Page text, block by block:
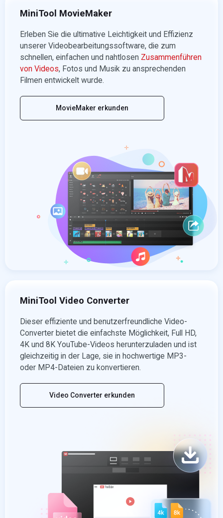
MiniTool MovieMaker
Erleben Sie die ultimative Leichtigkeit und Effizienz
unserer Videobearbeitungssoftware, die zum
schnellen, einfachen und nahtlosen Zusammenführen
von Videos, Fotos und Musik zu ansprechenden
Filmen entwickelt wurde.
MovieMaker erkunden
MiniTool Video Converter
Dieser effiziente und benutzerfreundliche Video-
Converter bietet die einfachste Möglichkeit, Full HD,
4K und 8K YouTube-Videos herunterzuladen und ist
gleichzeitig in der Lage, sie in hochwertige MP3-
oder MP4-Dateien zu konvertieren.
Video Converter erkunden